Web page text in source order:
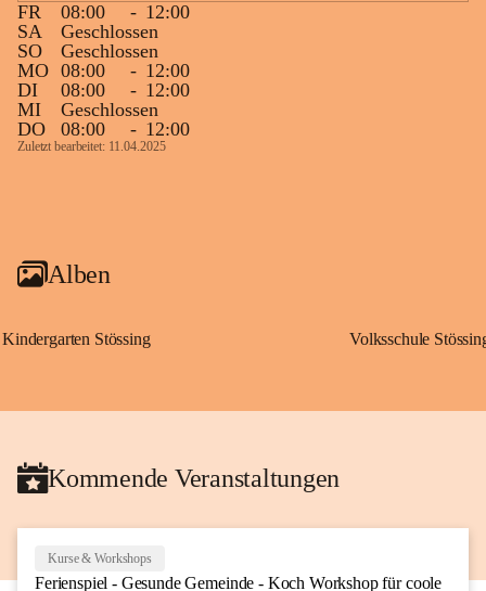
FR
08:00 - 12:00
SA
Geschlossen
SO
Geschlossen
MO 08:00 - 12:00
DI
08:00 - 12:00
MI
Geschlossen
DO
08:00 - 12:00
Zuletzt bearbeitet: 11.04.2025
Alben
Kindergarten Stössing Volksschule
Kommende Veranstaltungen
AUG
Kurse & Workshops
Ferienspiel - Gesunde Gemeinde - Koch Workshop für coole